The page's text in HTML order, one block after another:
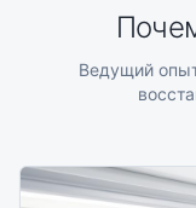
Ведущий